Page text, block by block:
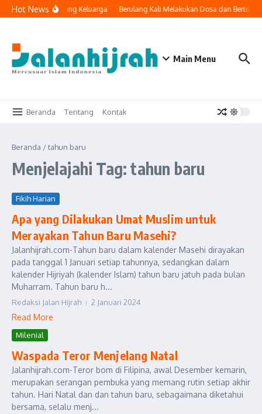
Lewati ke konten
Hot News
Masuk ke Ruang Keluarga Berulang Kali Melakukan Dosa dan
Main Menu
Beranda Tentang Kontak
Beranda /tahun baru
Menjelajahi Tag: tahun baru
Fikih Harian
Apa yang Dilakukan Umat Muslim untuk
Merayakan Tahun Baru Masehi?
Jalanhijrah.com-Tahun baru dalam kalender Masehi dirayakan
pada tanggal 1 Januari setiap tahunnya, sedangkan dalam
kalender Hijriyah (kalender Islam) tahun baru jatuh pada bulan
Muharram. Tahun baru h...
Redaksi Jalan Hijrah 2 Januari 2024
Read More
Milenial
Waspada Teror Menjelang Natal
Jalanhijrah.com-Teror bom di Filipina, awal Desember kemarin,
merupakan serangan pembuka yang memang rutin setiap akhir
tahun. Hari Natal dan dan tahun baru, sebagaimana diketahui
bersama, selalu menj...